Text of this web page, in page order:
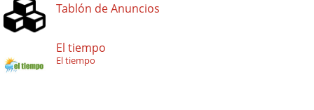
Tablón de Anuncios
El tiempo
El tiempo